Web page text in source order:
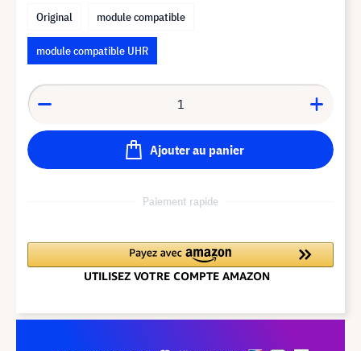
Original
module compatible
module compatible UHR
Ajouter au panier
Paiement rapide